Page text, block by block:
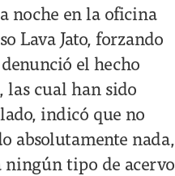
noche en la oficina
Lava Jato, forzando
el hecho
las cual han sido
indicó que no
absolutamente nada,
ningún tipo de acervo